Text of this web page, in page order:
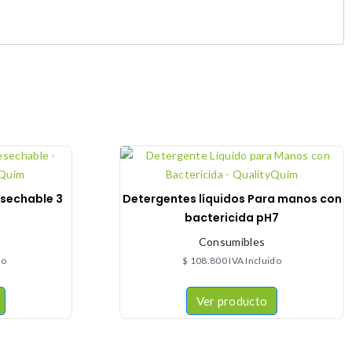
3
Detergentes líquidos Para manos con
bactericida pH7
Consumibles
$ 108.800IVA Incluido
Ver producto